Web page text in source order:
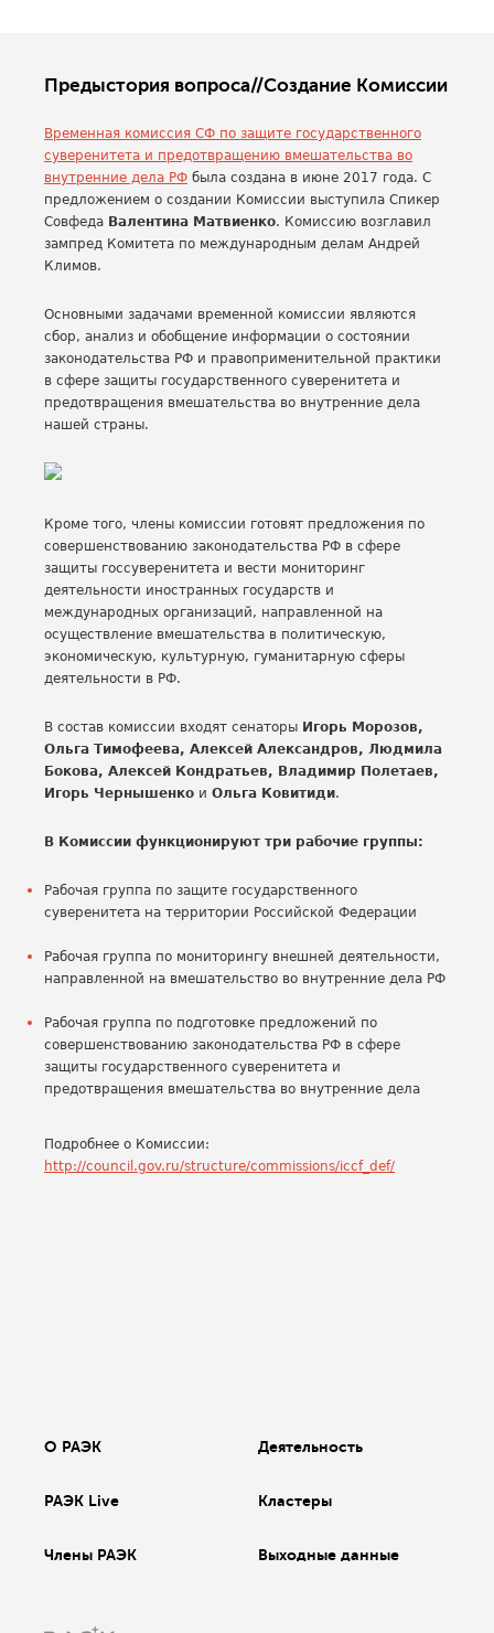
Предыстория вопроса//Создание Комиссии
Временная комиссия СФ по защите государственного
суверенитета и предотвращению вмешательства во
внутренние дела РФ была создана в июне 2017 года. С
предложением о создании Комиссии выступила Спикер
Совфеда Валентина Матвиенко. Комиссию возглавил
зампред Комитета по международным делам Андрей
Климов.
Основными задачами временной комиссии являются
сбор, анализ и обобщение информации о состоянии
законодательства РФ и правоприменительной практики
в сфере защиты государственного суверенитета и
предотвращения вмешательства во внутренние дела
нашей страны.
Кроме того, члены комиссии готовят предложения по
совершенствованию законодательства РФ в сфере
защиты госсуверенитета и вести мониторинг
деятельности иностранных государств и
международных организаций, направленной на
осуществление вмешательства в политическую,
экономическую, культурную, гуманитарную сферы
деятельности в РФ.
В состав комиссии входят сенаторы Игорь Морозов,
Ольга Тимофеева, Алексей Александров, Людмила
Бокова, Алексей Кондратьев, Владимир Полетаев,
Игорь Чернышенко и Ольга Ковитиди.
В Комиссии функционируют три рабочие группы:
Рабочая группа по защите государственного
суверенитета на территории Российской Федерации
Рабочая группа по мониторингу внешней деятельности,
направленной на вмешательство во внутренние дела РФ
Рабочая группа по подготовке предложений по
совершенствованию законодательства РФ в сфере
защиты государственного суверенитета и
предотвращения вмешательства во внутренние дела
Подробнее о Комиссии:
http://council.gov.ru/structure/commissions/iccf_def/
О РАЭК Деятельность
РАЭК Live Кластеры
Члены РАЭК Выходные данные